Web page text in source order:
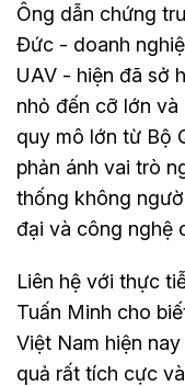
Ông dẫn chứng
Đức - doanh
UAV - hiện đã sở
nhỏ đến cỡ lớn
quy mô lớn từ Bộ
phản ánh vai trò
thống không
đại và công nghệ
Liên hệ với thực
Tuấn Minh cho
Việt Nam hiện
quả rất tích cực